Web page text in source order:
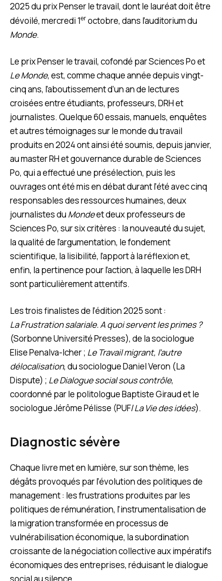
2025 du prix Penser le travail, dont le lauréat doit être
dévoilé, mercredi 1eroctobre, dans l’auditorium du
Monde.
Le prix Penser le travail, cofondé par Sciences Po et
Le Monde, est, comme chaque année depuis vingt-
cinq ans, l’aboutissement d’un an de lectures
croisées entre étudiants, professeurs, DRH et
journalistes. Quelque 60 essais, manuels, enquêtes
et autres témoignages sur le monde du travail
produits en 2024 ont ainsi été soumis, depuis janvier,
au master RH et gouvernance durable de Sciences
Po, qui a effectué une présélection, puis les
ouvrages ont été mis en débat durant l’été avec cinq
responsables des ressources humaines, deux
journalistes du Mondeet deux professeurs de
Sciences Po, sur six critères : la nouveauté du sujet,
la qualité de l’argumentation, le fondement
scientifique, la lisibilité, l’apport à la réflexion et,
enfin, la pertinence pour l’action, à laquelle les DRH
sont particulièrement attentifs.
Les trois finalistes de l’édition 2025 sont :
La Frustration salariale. A quoi servent les primes ?
(Sorbonne Université Presses), de la sociologue
Elise Penalva-Icher ; Le Travail migrant, l’autre
délocalisation, du sociologue Daniel Veron (La
Dispute) ; Le Dialogue social sous contrôle,
coordonné par le politologue Baptiste Giraud et le
sociologue Jérôme Pélisse (PUF/La Vie des idées).
Diagnostic sévère
Chaque livre met en lumière, sur son thème, les
dégâts provoqués par l’évolution des politiques de
management : les frustrations produites par les
politiques de rémunération, l’instrumentalisation de
la migration transformée en processus de
vulnérabilisation économique, la subordination
croissante de la négociation collective aux impératifs
économiques des entreprises, réduisant le dialogue
social au silence.